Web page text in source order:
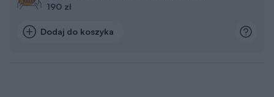
190 zł
Dodaj do koszyka